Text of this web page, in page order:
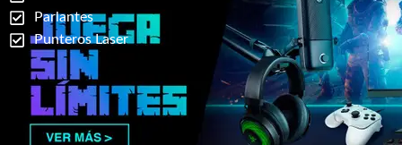
Parlantes
Punteros Laser